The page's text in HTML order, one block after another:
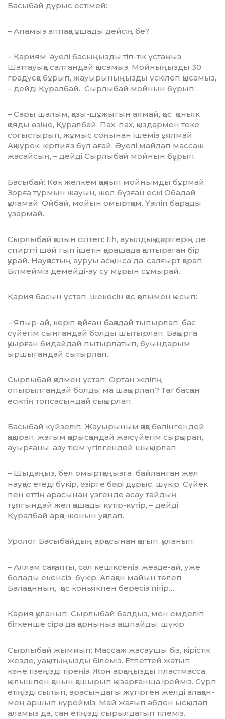
Басыбай дұрыс естімей:
– Апамыз аппаққа ұшады дейсің бе?
– Қариям, әуелі басыңызды тіп-тік ұстаңыз,
Шаттауыққа салғандай қысамыз. Мойныңызды 30
градусқа бұрып, жауыры­ныңызды үскілеп қысамыз,
– дейді Құрал­бай. Сырлыбай мойнын бұрып:
– Сары шалым, қазы-шұжығын аямай, қос қоньяк
қояды өзіңе, Құралбай, Пах, пах, қыздармен теке
соғыстырып, жұмыс соңынан ішеміз ұялмай.
Ақжүрек, кірпияз бұл ағай. Әуелі майлап массаж
жасайсың, – дейді Сырлыбай мойнын бұрып.
Басыбай: Көк желкем қақиып мойнымды бұрмай,
Зорға тұрмын жауын, жел бұз­ған ескі Обадай
құламай. Ойбай, мойын омыртқам. Үзіліп барады
ұзармай.
Сырлыбай қолын сілтеп: Еһ, ауылдық дәрігерің де
спиртті шәй ғып ішетін қарашада қалтыраған бір
қурай. Науқастың ауруы асқынса да, салғырт қа­рап.
Білмейміз демейді-ау су мұрын сұмы­рай.
Қария басын ұстап, шекесін қос қолымен қысып:
– Япыр-ай, керіп қойған бақадай тыпырлап, бас
сүйегім сынғандай болды шы­тыр­лап. Бақырға
қуырған бидайдай пытыр­ла­тып, буындарым
ыршығандай сы­тыр­лап.
Сырлыбай қолмен ұстап: Ортан жілігің
опырылғандай болды ма шақырлап? Тат басқан
есіктің топсасындай сықырлап.
Басыбай күйзеліп: Жауырыным қаққа бөлінгендей
қақырап, жағым қарысқандай жақ сүйегім сырқырап,
ауырғаны, азу тісім үгілгендей шықырлап.
– Шыдаңыз, бел омыртқаңызға байлан­ған жел
науқас етеді бүкір, әзірге бәрі дұ­рыс, шүкір. Сүйек
пен еттің арасынан үз­ген­де асау тайдың
тұяғындай жел қашады күтір-күтір, – дейді
Құралбай арқа-жонын уқалап.
Уролог Басыбайдың арқасынан қағып, қуланып:
– Аллам сақтапты, сәл кешіксеңіз, жезде-ай, уже
болады екенсіз бүкір. Алақан майын төлеп
Балақанның, қос коньякпен бересіз пітір…
Қария қуланып: Сырлыбай балдыз, мен емделіп
біткенше сірә да қарныңыз ашпайды, шүкір.
Сырлыбай жымиып: Массаж жасаушы біз, кірістік
жезде, уақытыңызды білеміз. Етпеттей жатып
кәне,тізеңізді тіреңіз. Жон арқаңызды пластмасса
қылышпен қанын қашырып қызарғанша ірейміз. Сұрп
етіңіз­ді сылып, арасындағы жүгірген желді ала­қан­
мен аршып күрейміз. Май жағып әбден ысқылап
аламыз да, сан етіңізді сырылдатып тілеміз.